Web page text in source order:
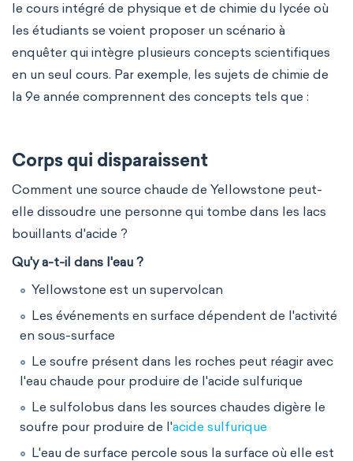
le cours intégré de physique et de chimie du lycée où
les étudiants se voient proposer un scénario à
enquêter qui intègre plusieurs concepts scientifiques
en un seul cours. Par exemple, les sujets de chimie de
la 9e année comprennent des concepts tels que :
Corps qui disparaissent
Comment une source chaude de Yellowstone peut-
elle dissoudre une personne qui tombe dans les lacs
bouillants d'acide ?
Qu'y a-t-il dans l'eau ?
Yellowstone est un supervolcan
Les événements en surface dépendent de l'activité
en sous-surface
Le soufre présent dans les roches peut réagir avec
l'eau chaude pour produire de l'acide sulfurique
Le sulfolobus dans les sources chaudes digère le
soufre pour produire de l'acide sulfurique
L'eau de surface percole sous la surface où elle est